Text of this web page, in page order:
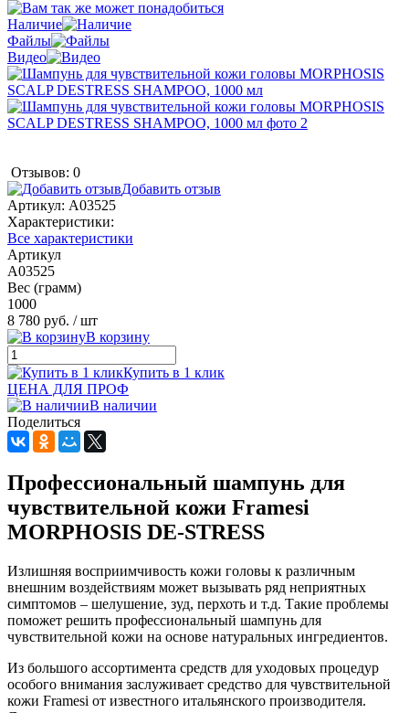
Наличие
Файлы
Видео
Отзывов: 0
Добавить отзыв
Артикул: A03525
Характеристики:
Все характеристики
Артикул
A03525
Вес (грамм)
1000
8 780 руб. / шт
В корзину
Купить в 1 клик
ЦЕНА ДЛЯ ПРОФ
В наличии
Поделиться
Профессиональный шампунь для
чувствительной кожи Framesi
MORPHOSIS DE-STRESS
Излишняя восприимчивость кожи головы к различным
внешним воздействиям может вызывать ряд неприятных
симптомов – шелушение, зуд, перхоть и т.д. Такие проблемы
поможет решить профессиональный шампунь для
чувствительной кожи на основе натуральных ингредиентов.
Из большого ассортимента средств для уходовых процедур
особого внимания заслуживает средство для чувствительной
кожи Framesi от известного итальянского производителя.